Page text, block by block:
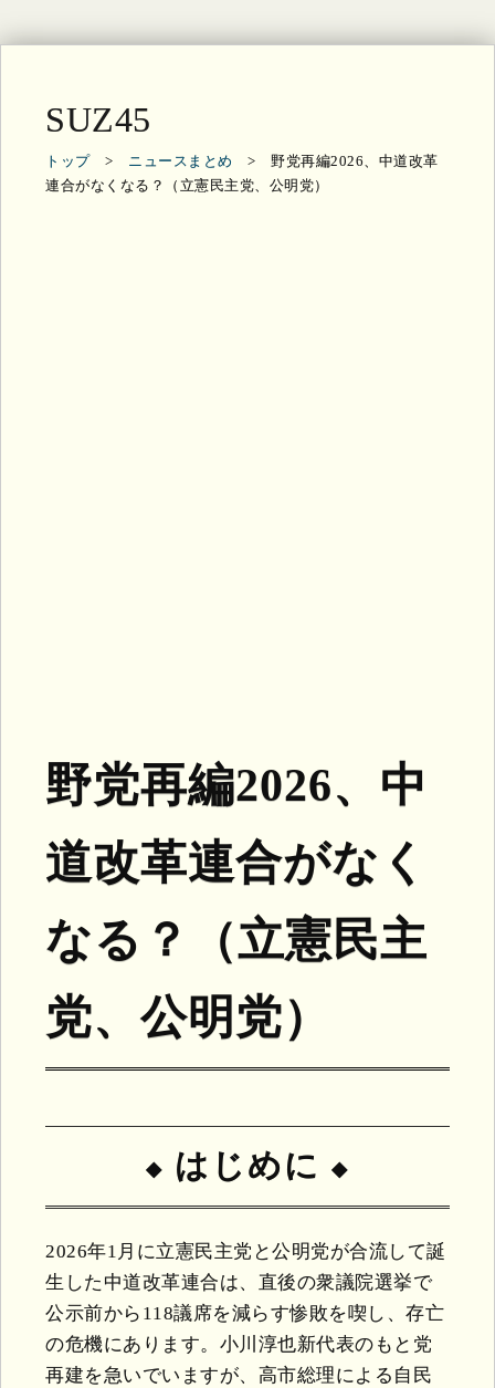
SUZ45
トップ> ニュースまとめ > 野党再編2026、中道改革
連合がなくなる？（立憲民主党、公明党）
野党再編2026、中
道改革連合がなく
なる？（立憲民主
党、公明党）
はじめに
2026年1月に立憲民主党と公明党が合流して誕
生した中道改革連合は、直後の衆議院選挙で
公示前から118議席を減らす惨敗を喫し、存亡
の危機にあります。小川淳也新代表のもと党
再建を急いでいますが、高市総理による自民